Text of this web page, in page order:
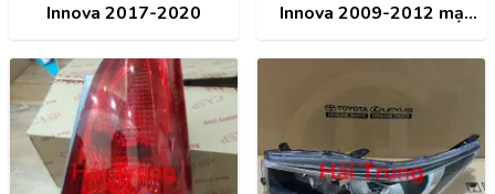
Innova 2017-2020
Innova 2009-2012 mạ